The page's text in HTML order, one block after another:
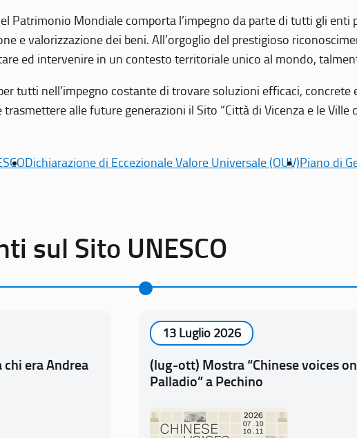
Patrimonio Mondiale comporta l’impegno da parte di tutti gli
e valorizzazione dei beni. All’orgoglio del prestigioso
ed intervenire in un contesto territoriale unico al mondo,
tutti nell’impegno costante di trovare soluzioni efficaci,
alle future generazioni il Sito “Città di Vicenza e le
Dichiarazione di Eccezionale Valore Universale (OUV)Piano di
sul Sito UNESCO
chi era Andrea
13 Luglio 2026
(lug-ott) Mostra “Chinese voices on
Palladio” a Pechino